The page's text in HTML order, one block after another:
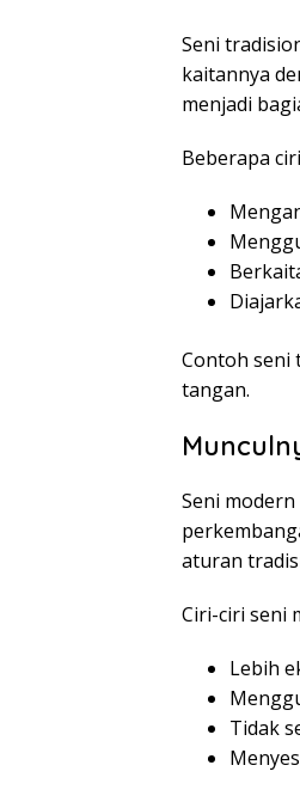
Seni
kaitannya
menjadi
Beberapa
Contoh seni
tangan.
Seni
aturan
Ciri-ciri seni
Lebih
Tidak